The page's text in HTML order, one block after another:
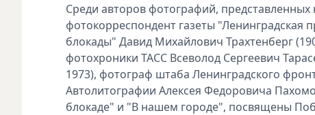
Среди авторов фотографий,
фотокорреспондент газеты "Ленинградская
блокады" Давид Михайлович Трахтенберг
фотохроники ТАСС Всеволод Сергеевич
1973), фотограф штаба Ленинградского
Автолитографии Алексея Федоровича
блокаде" и "В нашем городе", посвящены